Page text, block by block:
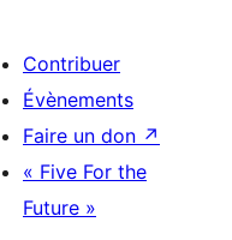
Contribuer
Évènements
Faire un don ↗
« Five For the
Future »